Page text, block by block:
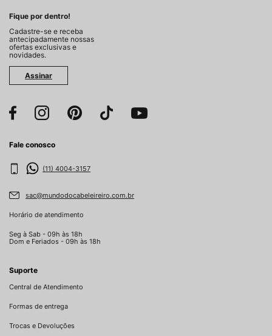
Fique por dentro!
Cadastre-se e receba
antecipadamente nossas
ofertas exclusivas e
novidades.
Assinar
Fale conosco
(11) 4004-3157
sac@mundodocabeleireiro.com.br
Horário de atendimento
Seg à Sab - 09h às 18h
Dom e Feriados - 09h às 18h
Suporte
Central de Atendimento
Formas de entrega
Trocas e Devoluções